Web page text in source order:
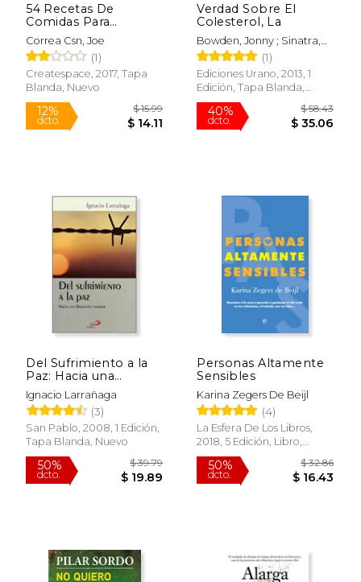
15% 15%
54 Recetas De
Comidas Para
Diabéticos Que
Ayudarán A Controlar
Su Condición
Naturalmente:
Opciones De
Para Todos Los
Diabéticos (spanish
Correa Csn, Joe
(1)
Createspace, 2017, Tapa
Blanda, Nuevo
Verdad Sobre El
Colesterol, La
Bowden, Jonny ; Sinatra,
Stephen
(1)
Ediciones Urano, 2013, 1
Edición, Tapa Blanda,
Nuevo
Del Sufrimiento a la
Paz: Hacia una
Liberacion Interior
(17ª)
Ignacio Larrañaga
(3)
San Pablo, 2008, 1 Edición,
Tapa Blanda, Nuevo
Personas Altamente
Sensibles
Karina Zegers De Beijl
(4)
La Esfera De Los Libros,
2018, 5 Edición, Libro,
Nuevo